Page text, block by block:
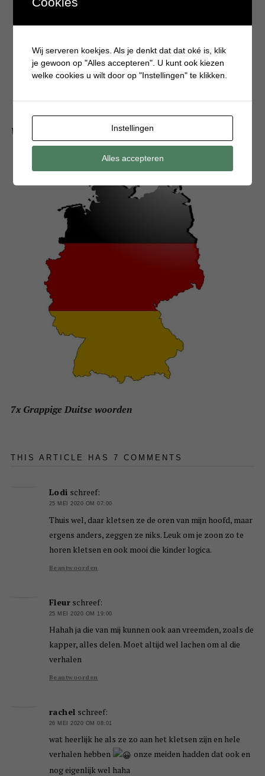
Wat als je kindje nog niet zindelijk is?
7x Grappige Duitse woorden
THIS ARTICLE HAS 7 COMMENTS
Lodi schreef:
25 MEI 2020 OM 07:00
Thuis wel, daar kletsen ze de oren van mijn hoofd, maar
ergens anders, zeggen ze niks. Leuk om je zoon zo te
horen kletsen en ook mooi die kinder logica.
Beantwoorden
Fleur schreef:
25 MEI 2020 OM 19:00
Hahah ja die van mij kunnen ook aan vreemden, zoals de
kapper, alles delen. Moet altijd wel lachen om al die
verhalen
Beantwoorden
rachel schreef:
26 MEI 2020 OM 08:01
wat heerlijk he als ze zo aan het kletsen zijn en hele
verhalen hebben
onze meiden hadden dat ook en
nog eigenlijk wel haha
Wij serveren koekjes. Als je denkt dat dat oké is, klik
je gewoon op "Alles accepteren". U kunt ook kiezen
welke cookies u wilt door op "Instellingen" te klikken.
Instellingen
Alles accepteren